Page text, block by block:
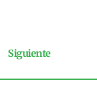
Siguiente